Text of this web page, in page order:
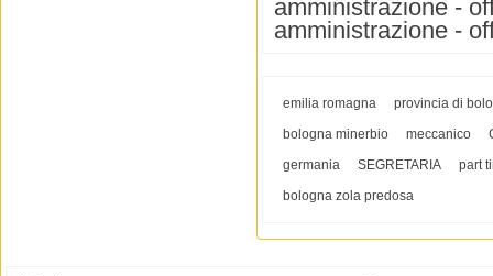
amministrazione -
amministrazione -
emilia romagna
provincia di
bologna minerbio
meccanico
germania
SEGRETARIA
part
bologna zola predosa